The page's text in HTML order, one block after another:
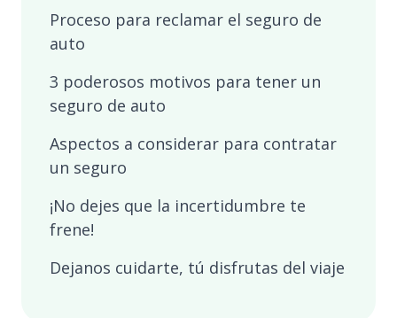
Proceso para reclamar el seguro de
auto
3 poderosos motivos para tener un
seguro de auto
Aspectos a considerar para contratar
un seguro
¡No dejes que la incertidumbre te
frene!
Dejanos cuidarte, tú disfrutas del viaje